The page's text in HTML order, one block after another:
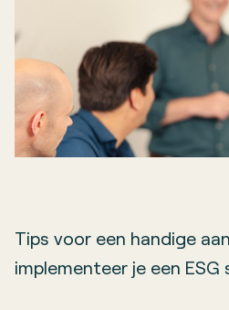
Tips voor een handige
implementeer je een